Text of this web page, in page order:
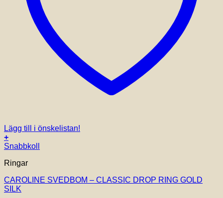
Lägg till i önskelistan!
+
Snabbkoll
Ringar
CAROLINE SVEDBOM – CLASSIC DROP RING GOLD
SILK